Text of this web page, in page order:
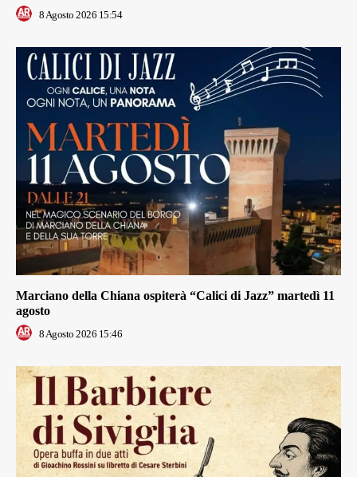
8 Agosto 2026 15:54
Marciano della Chiana ospiterà “Calici di Jazz” martedì 11
agosto
8 Agosto 2026 15:46